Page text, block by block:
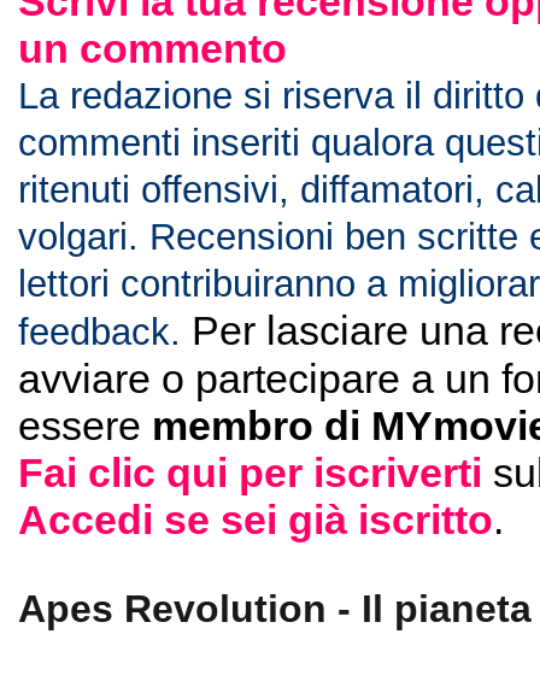
un commento
La redazione si riserva il diritto
commenti inseriti qualora
ritenuti offensivi, diffamatori,
volgari. Recensioni ben scritte
lettori contribuiranno a
feedback. Per lasciare una
avviare o partecipare a un
essere membro di
Fai clic qui per iscriverti
Accedi se sei già iscritto.
Apes Revolution - Il